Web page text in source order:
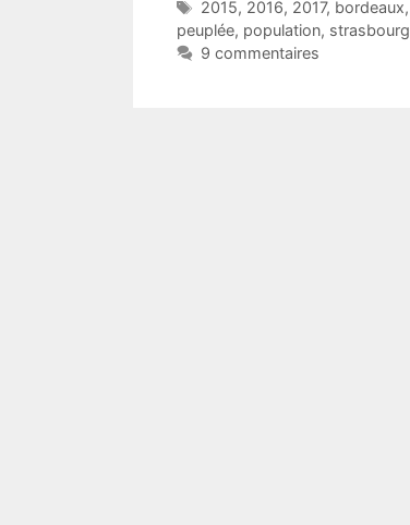
Étiquettes
2015, 2016, 2017, bordeaux,
peuplée, population, strasbourg
9 commentaires